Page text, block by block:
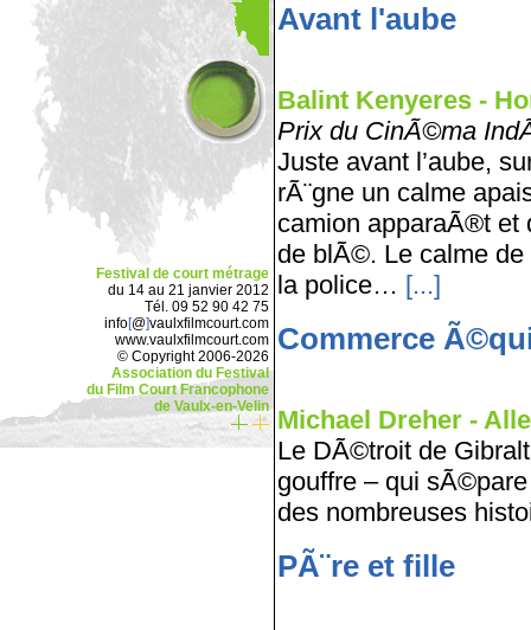
Festival de court métrage
du 14 au 21 janvier 2012
Tél. 09 52 90 42 75
info[@]vaulxfilmcourt.com
www.vaulxfilmcourt.com
© Copyright 2006-2026
Association du Festival
du Film Court Francophone
de Vaulx-en-Velin
Avant l'aube
Balint Kenyeres -
Prix du CinÃ©ma
Juste avant l’aube,
rÃ¨gne un calme
camion apparaÃ®t et
de blÃ©. Le calme de
la police… [...]
Commerce
Michael Dreher -
Le DÃ©troit de
gouffre – qui
des nombreuses
PÃ¨re et fille